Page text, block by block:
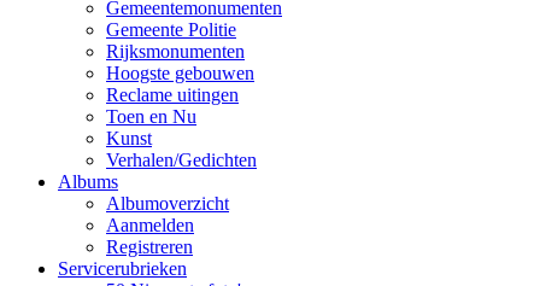
Gemeentemonumenten
Gemeente Politie
Rijksmonumenten
Hoogste gebouwen
Reclame uitingen
Toen en Nu
Kunst
Verhalen/Gedichten
Albums
Albumoverzicht
Aanmelden
Registreren
Servicerubrieken